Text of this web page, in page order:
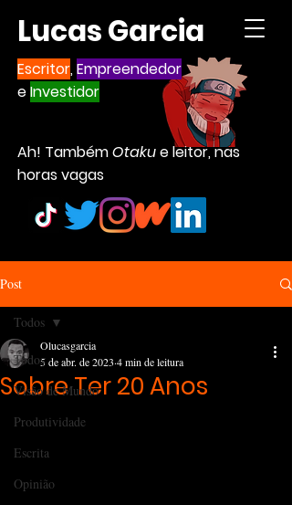
Lucas Garcia
Escritor,Empreendedor
eInvestidor
Ah! TambémOtakue leitor, nas
horas vagas
Post
Todos
Visão de Mundo
Produtividade
Escrita
Opinião
Todos
Sobre Ter 20 Anos
Olucasgarcia
5 de abr. de 2023 4 min de leitura